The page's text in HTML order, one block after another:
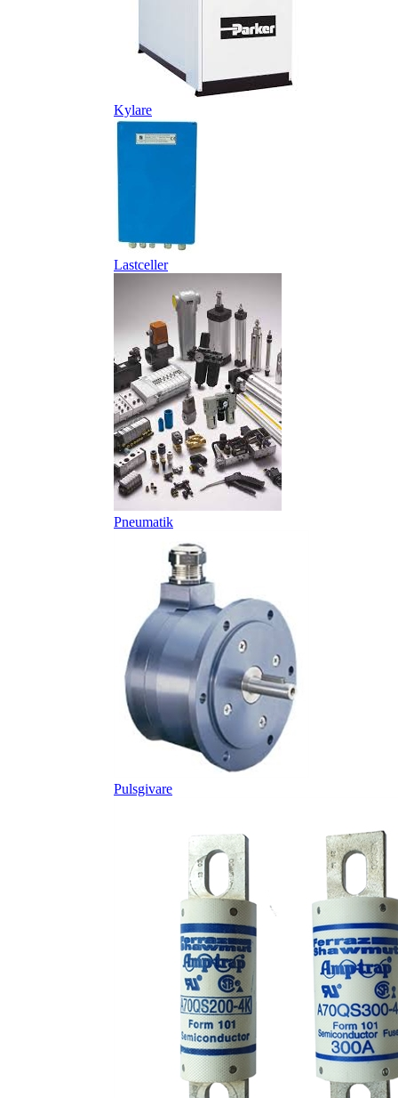
Kylare
Lastceller
Pneumatik
Pulsgivare